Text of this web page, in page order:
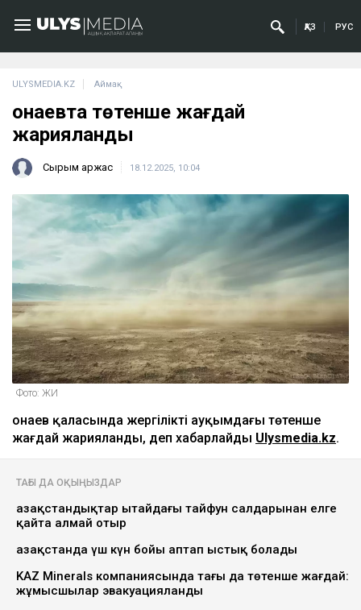
ҚАЗ РУС
ULYSMEDIA.KZ Аймақ
Қонаевта төтенше жағдай
жарияланды
Сырым Қаржас 18.12.2025, 10:04
Фото: ЖИ
Қонаев қаласында жергілікті ауқымдағы төтенше
жағдай жарияланды, деп хабарлайды Ulysmedia.kz.
ТАҒЫ ДА ОҚЫҢЫЗДАР
Қазақстандықтар Қытайдағы тайфун салдарынан елге
қайта алмай отыр
Қазақстанда үш күн бойы аптап ыстық болады
KAZ Minerals компаниясында тағы да төтенше жағдай:
жұмысшылар эвакуацияланды